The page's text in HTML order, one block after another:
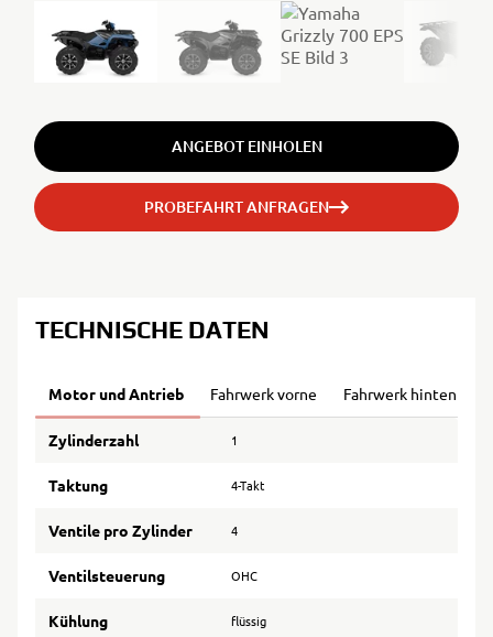
ANGEBOT EINHOLEN
PROBEFAHRT ANFRAGEN
TECHNISCHE DATEN
Motor und Antrieb Fahrwerk vorne Fahrwerk hinten
Zylinderzahl 1
Taktung 4-Takt
Ventile pro Zylinder 4
Ventilsteuerung OHC
Kühlung flüssig